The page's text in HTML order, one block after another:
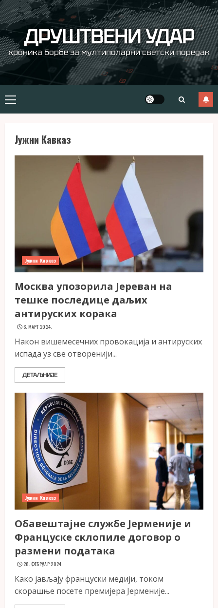
Skip
to
content ДРУШТВЕНИ УДАР
хроника борбе за мултиполарни светски поредак
Primary
Menu
Јужни Кавказ
Јужни Кавказ
Москва упозорила Јереван на
тешке последице даљих
антируских корака
6. МАРТ 2024.
Након вишемесечних провокација и антируских
испада уз све отворенији...
ДЕТАЉНИЈЕ
Јужни Кавказ
Обавештајне службе Јерменије и
Француске склопиле договор о
размени података
28. ФЕБРУАР 2024.
Како јављају француски медији, током
скорашње посете премијера Јерменије...